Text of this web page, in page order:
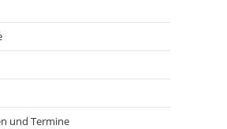
und Termine